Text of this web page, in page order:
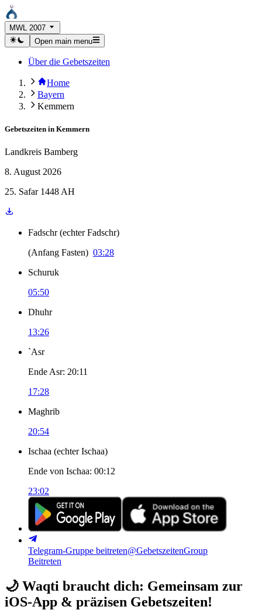
MWL 2007
Open main menu
Über die Gebetszeiten
Home
Bayern
Kemmern
Gebetszeiten in Kemmern
Landkreis Bamberg
8. August 2026
25. Safar 1448 AH
Fadschr (echter Fadschr)
(Anfang Fasten) 03:28
Schuruk
05:50
Dhuhr
13:26
`Asr
Ende Asr: 20:11
17:28
Maghrib
20:54
Ischaa (echter Ischaa)
Ende von Ischaa: 00:12
23:02
Telegram-Gruppe beitreten@GebetszeitenGroup
Beitreten
🌙 Waqti braucht dich: Gemeinsam zur
iOS-App & präzisen Gebetszeiten!